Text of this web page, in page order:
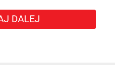
DALEJ